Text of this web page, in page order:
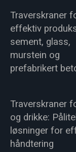
Traverskraner
effektiv
sement, glass,
murstein og
prefabrikert
Traverskraner
og drikke:
løsninger for
håndtering